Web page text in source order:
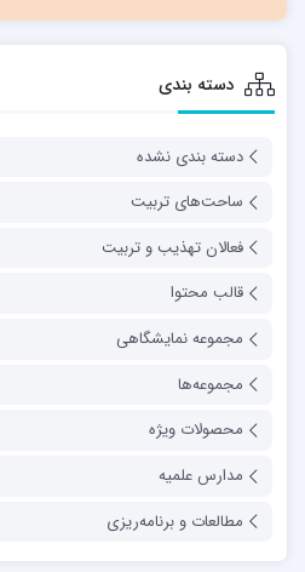
دسته بندی
دسته بندی نشده
ساحت‌های تربیت
فعالان تهذیب و تربیت
قالب محتوا
مجموعه نمایشگاهی
مجموعه‌ها
محصولات ویژه
مدارس علمیه
مطالعات و برنامه‌ریزی